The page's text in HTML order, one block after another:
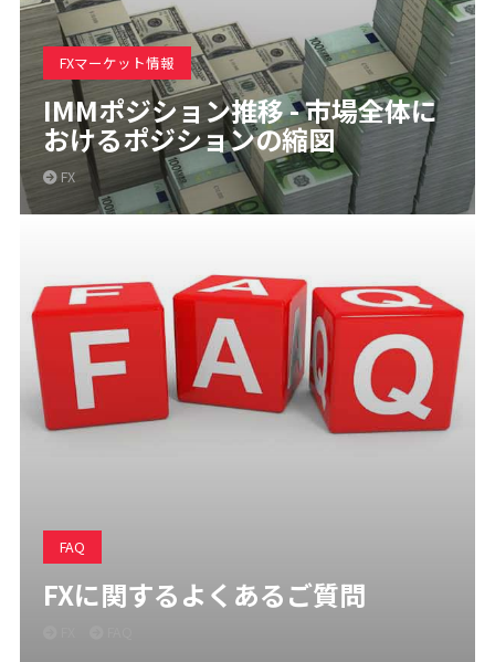
FXマーケット情報
IMMポジション推移 - 市場全体に
おけるポジションの縮図
FX
FAQ
FXに関するよくあるご質問